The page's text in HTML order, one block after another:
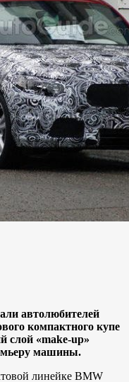
автолюбителей
компактного купе
слой «make-up»
машины.
линейке BMW